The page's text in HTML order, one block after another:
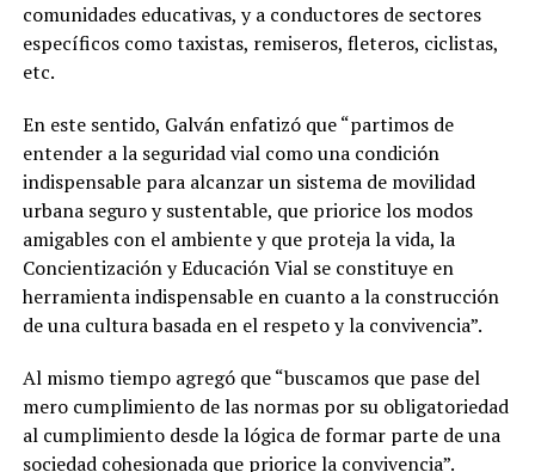
comunidades educativas, y a conductores de sectores
específicos como taxistas, remiseros, fleteros, ciclistas,
etc.
En este sentido, Galván enfatizó que “partimos de
entender a la seguridad vial como una condición
indispensable para alcanzar un sistema de movilidad
urbana seguro y sustentable, que priorice los modos
amigables con el ambiente y que proteja la vida, la
Concientización y Educación Vial se constituye en
herramienta indispensable en cuanto a la construcción
de una cultura basada en el respeto y la convivencia”.
Al mismo tiempo agregó que “buscamos que pase del
mero cumplimiento de las normas por su obligatoriedad
al cumplimiento desde la lógica de formar parte de una
sociedad cohesionada que priorice la convivencia”.